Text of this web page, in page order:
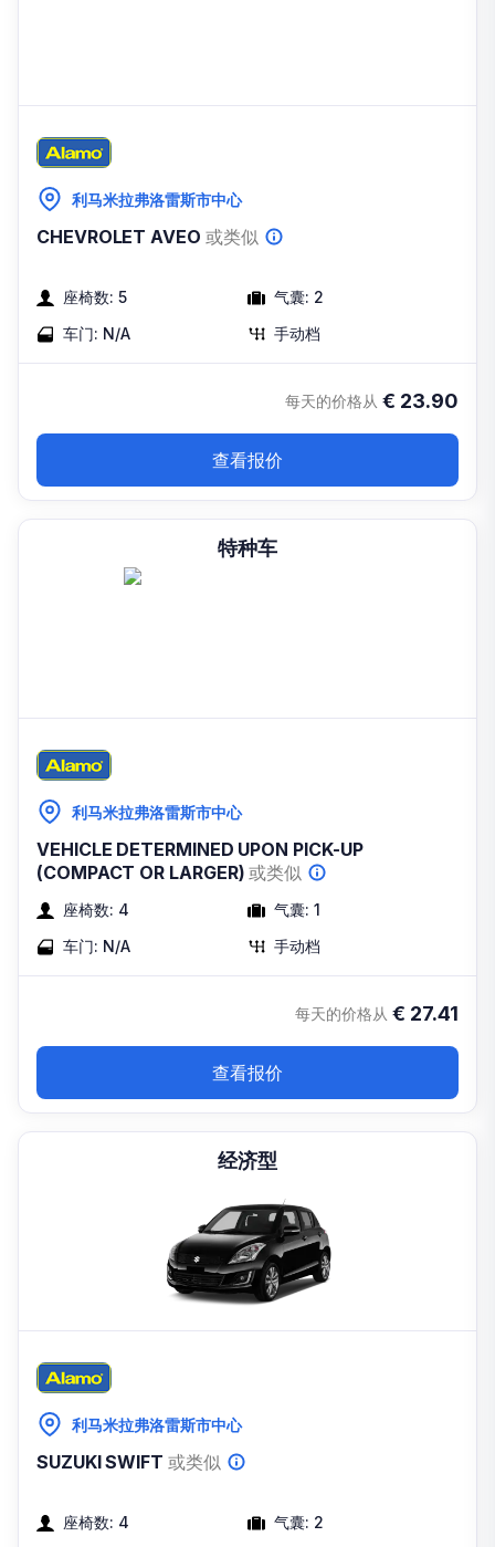
利马米拉弗洛雷斯市中心
CHEVROLET AVEO 或类似
座椅数: 5 气囊: 2
车门: N/A 手动档
每天的价格从 € 23.90
查看报价
特种车
利马米拉弗洛雷斯市中心
VEHICLE DETERMINED UPON PICK-UP
(COMPACT OR LARGER) 或类似
座椅数: 4 气囊: 1
车门: N/A 手动档
每天的价格从 € 27.41
查看报价
经济型
利马米拉弗洛雷斯市中心
SUZUKI SWIFT 或类似
座椅数: 4 气囊: 2